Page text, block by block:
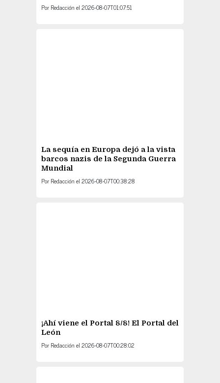
Por Redacción el 2026-08-07T01:07:51
La sequía en Europa dejó a la vista
barcos nazis de la Segunda Guerra
Mundial
Por Redacción el 2026-08-07T00:38:28
León
PorRedacción